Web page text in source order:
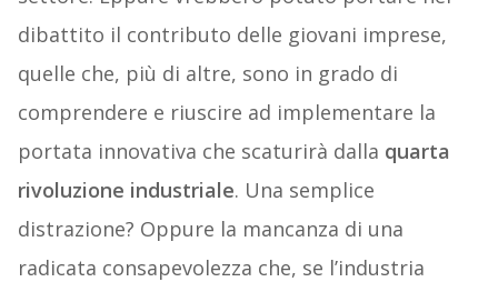
dibattito il contributo delle giovani imprese,
quelle che, più di altre, sono in grado di
comprendere e riuscire ad implementare la
portata innovativa che scaturirà dalla quarta
rivoluzione industriale. Una semplice
distrazione? Oppure la mancanza di una
radicata consapevolezza che, se l’industria